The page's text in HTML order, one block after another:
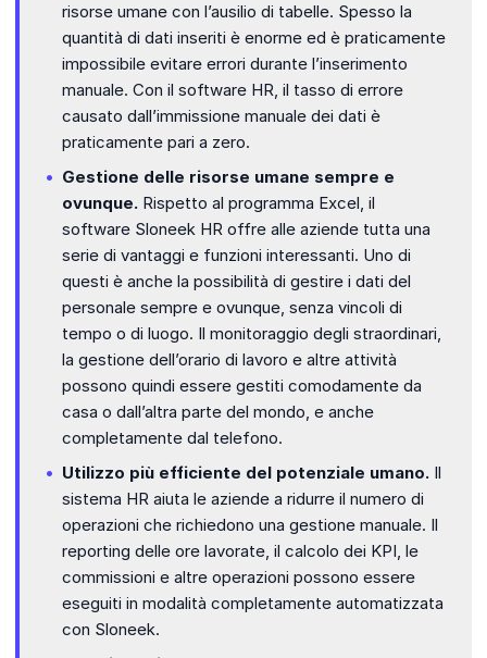
risorse umane con l’ausilio di tabelle. Spesso la
quantità di dati inseriti è enorme ed è praticamente
impossibile evitare errori durante l’inserimento
manuale. Con il software HR, il tasso di errore
causato dall’immissione manuale dei dati è
praticamente pari a zero.
Gestione delle risorse umane sempre e
ovunque. Rispetto al programma Excel, il
software Sloneek HR offre alle aziende tutta una
serie di vantaggi e funzioni interessanti. Uno di
questi è anche la possibilità di gestire i dati del
personale sempre e ovunque, senza vincoli di
tempo o di luogo. Il monitoraggio degli straordinari,
la gestione dell’orario di lavoro e altre attività
possono quindi essere gestiti comodamente da
casa o dall’altra parte del mondo, e anche
completamente dal telefono.
Utilizzo più efficiente del potenziale umano. Il
sistema HR aiuta le aziende a ridurre il numero di
operazioni che richiedono una gestione manuale. Il
reporting delle ore lavorate, il calcolo dei KPI, le
commissioni e altre operazioni possono essere
eseguiti in modalità completamente automatizzata
con Sloneek.